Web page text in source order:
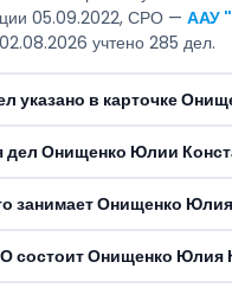
05.09.2022, СРО — ААУ
учтено 285 дел.
указано в карточке
дел Онищенко Юлии
занимает Онищенко
состоит Онищенко Юлия